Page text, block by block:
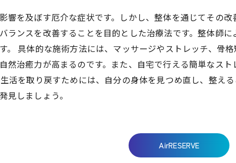
響を及ぼす厄介な症状です。しかし、整体を通じてその
ランスを改善することを目的とした治療法です。整体師
。 具体的な施術方法には、マッサージやストレッチ、骨
然治癒力が高まるのです。また、自宅で行える簡単なス
活を取り戻すためには、自分の身体を見つめ直し、整え
見しましょう。
AirRESERVE